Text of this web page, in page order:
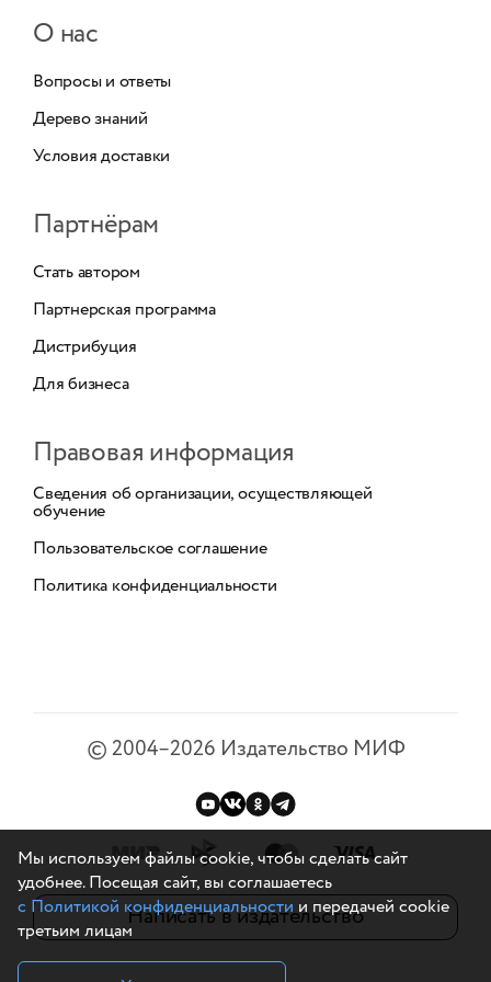
О нас
Вопросы и ответы
Дерево знаний
Условия доставки
Партнёрам
Стать автором
Партнерская программа
Дистрибуция
Для бизнеса
Правовая информация
Сведения об организации, осуществляющей
обучение
Пользовательское соглашение
Политика конфиденциальности
©2004–2026 Издательство МИФ
Написать в издательство
Мы используем файлы cookie, чтобы сделать сайт
удобнее. Посещая сайт, вы соглашаетесь
с Политикой конфиденциальностии передачей cookie
третьим лицам